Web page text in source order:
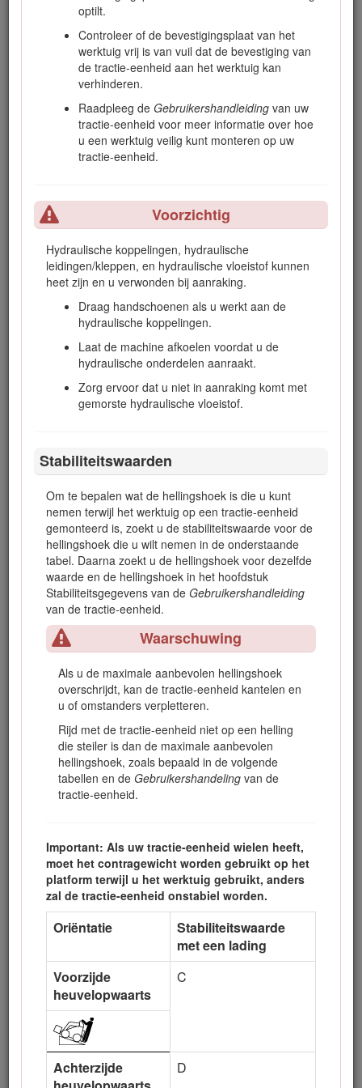
optilt.
Controleer of de bevestigingsplaat van het
werktuig vrij is van vuil dat de bevestiging van
de tractie-eenheid aan het werktuig kan
verhinderen.
Raadpleeg de Gebruikers­handleiding van uw
tractie-eenheid voor meer informatie over hoe
u een werktuig veilig kunt monteren op uw
tractie-eenheid.
Voorzichtig
Hydraulische koppelingen, hydraulische
leidingen/kleppen, en hydraulische vloeistof kunnen
heet zijn en u verwonden bij aanraking.
Draag handschoenen als u werkt aan de
hydraulische koppelingen.
Laat de machine afkoelen voordat u de
hydraulische onderdelen aanraakt.
Zorg ervoor dat u niet in aanraking komt met
gemorste hydraulische vloeistof.
Stabiliteitswaarden
Om te bepalen wat de hellingshoek is die u kunt
nemen terwijl het werktuig op een tractie-eenheid
gemonteerd is, zoekt u de stabiliteits­waarde voor de
hellingshoek die u wilt nemen in de onderstaande
tabel. Daarna zoekt u de hellingshoek voor dezelfde
waarde en de hellingshoek in het hoofdstuk
Stabiliteits­gegevens van de Gebruikers­handleiding
van de tractie-eenheid.
Waarschuwing
Als u de maximale aanbevolen hellingshoek
overschrijdt, kan de tractie-eenheid kantelen en
u of omstanders verpletteren.
Rijd met de tractie-eenheid niet op een helling
die steiler is dan de maximale aanbevolen
hellingshoek, zoals bepaald in de volgende
tabellen en de Gebruikershandeling van de
tractie-eenheid.
Important: Als uw tractie-eenheid wielen heeft,
moet het contragewicht worden gebruikt op het
platform terwijl u het werktuig gebruikt, anders
zal de tractie-eenheid onstabiel worden.
Oriëntatie
Stabiliteitswaarde
met een lading
Voorzijde
heuvelopwaarts
C
Achterzijde
D
Als de motor uitgeschakeld is, kunnen opgetilde
werktuigen langzaam omlaag worden gebracht. Iemand
in de buurt kan worden bekneld of letsel oplopen door
een werktuig dat u laat zakken.
Laat het hefsysteem van het werktuig altijd zakken als u
de tractie-eenheid uitschakelt.
Sluit altijd de tanden van de grijper als u de tractie-
eenheid uitschakelt.
Als u van het platform stapt (alleen voor tractie-
eenheden met wielen) met opgetilde lading, kan de
machine naar voren kantelen. Iemand in de buurt kan
bekneld raken of letsel oplopen.
Laat de lading neer voordat u van het platform stapt.
Waarschuwing
Als u een lang object niet in het midden optilt, zou de
machine opzij kunnen kantelen. Iemand in de buurt kan
midden ervan.
Waarschuwing
Door ongelijke, zware voorwerpen op te tillen, kan de
machine onstabiel worden en naar voren kantelen.
Iemand in de buurt kan bekneld raken of letsel oplopen.
Hou het voorwerp tijdens het optillen zo dicht mogelijk
bij de grond.
Waarschuwing
Als u een helling op- of afrijdt, kan de machine kantelen
als het zware uiteinde naar de voet van de heuvel is
gericht. Als de machine kantelt, kan iemand bekneld
raken of ernstig letsel oplopen.
Rij heuvelopwaarts en heuvelafwaarts met het zware
voorkant van de machine zwaar is.
Waarschuwing
Als de snelkoppelings­pennen van het werktuig niet
volledig in de bevestigings­platen zitten, bestaat de kans
dat het werktuig van de tractie-eenheid valt, waardoor
de bestuurder of omstanders ernstig gewond kunnen
raken.
Zorg ervoor dat de koppelingspennen van het
werktuig volledig in de gaten in de
optilt.